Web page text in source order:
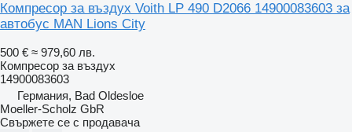
Компресор за въздух Voith LP 490 D2066 14900083603 за
автобус MAN Lions City
500 € ≈ 979,60 лв.
Компресор за въздух
14900083603
Германия, Bad Oldesloe
Moeller-Scholz GbR
Свържете се с продавача